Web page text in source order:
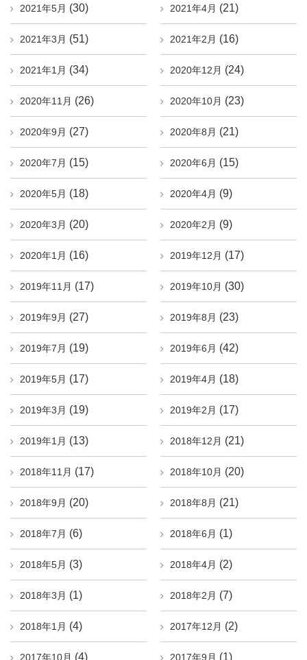
2021年5月 (30) 2021年4月 (21)
2021年3月 (51) 2021年2月 (16)
2021年1月 (34) 2020年12月 (24)
2020年11月 (26) 2020年10月 (23)
2020年9月 (27) 2020年8月 (21)
2020年7月 (15) 2020年6月 (15)
2020年5月 (18) 2020年4月 (9)
2020年3月 (20) 2020年2月 (9)
2020年1月 (16) 2019年12月 (17)
2019年11月 (17) 2019年10月 (30)
2019年9月 (27) 2019年8月 (23)
2019年7月 (19) 2019年6月 (42)
2019年5月 (17) 2019年4月 (18)
2019年3月 (19) 2019年2月 (17)
2019年1月 (13) 2018年12月 (21)
2018年11月 (17) 2018年10月 (20)
2018年9月 (20) 2018年8月 (21)
2018年7月 (6) 2018年6月 (1)
2018年5月 (3) 2018年4月 (2)
2018年3月 (1) 2018年2月 (7)
2018年1月 (4) 2017年12月 (2)
2017年10月 (4) 2017年9月 (1)